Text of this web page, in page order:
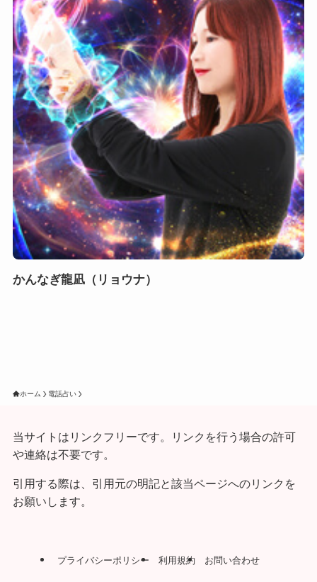
かんなぎ龍凪（リョウナ）
ホーム 電話占い
当サイトはリンクフリーです。リンクを行う場合の許可
や連絡は不要です。
引用する際は、引用元の明記と該当ページへのリンクを
お願いします。
プライバシーポリシー 利用規約 お問い合わせ